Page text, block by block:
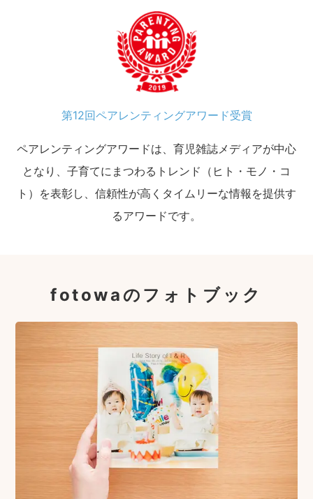
第12回ペアレンティングアワード受賞
ペアレンティングアワードは、育児雑誌メディアが中心
となり、子育てにまつわるトレンド（ヒト・モノ・コ
ト）を表彰し、信頼性が高くタイムリーな情報を提供す
るアワードです。
fotowaのフォトブック